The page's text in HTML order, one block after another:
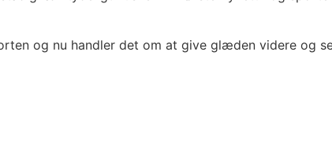
og nu handler det om at give glæden videre og